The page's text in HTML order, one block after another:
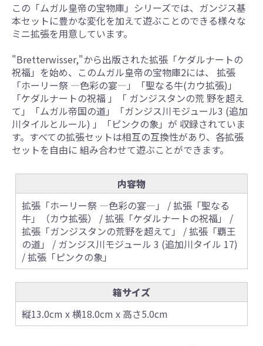
この「ムガル皇帝の宝物庫」シリーズでは、ガンジス基
本セットに豊かな変化を加えて遊ぶことのできる様々な
ミニ拡張を用意しています。
"Bretterwisser,"から出版された拡張「ケダルナートの
祝福」を始め、このムガル皇帝の宝物庫2には、 拡張
「ホーリー祭 ―色彩の宴―」「聖なる牛(カウ拡張)」
「ケダルナートの祝福 」「 ガンジスタンの荒 野を超え
て」「ムガル帝国の道」「ガンジス川モジュール3 (追加
川タイルとルール) 」「ピンクの象」が 収録されていま
す。すべての拡張セットは相互の互換性があり、各拡張
セットを自由に 組み合わせて遊ぶことができます。
内容物
拡張「ホーリー祭 ―色彩の宴―」 / 拡張「聖なる
牛」（カウ拡張） / 拡張「ケダルナートの祝福」 /
拡張「ガンジスタンの荒野を超えて」 / 拡張「覇王
の道」 / ガンジス川モジュール 3 (追加川タイル 17)
/ 拡張「ピンクの象」
箱サイズ
縦13.0cm x 横18.0cm x 高さ5.0cm